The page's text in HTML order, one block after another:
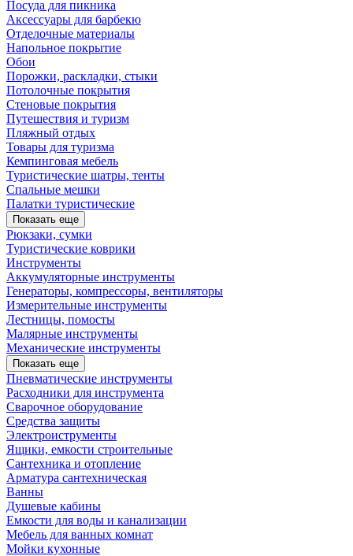
Посуда для пикника
Аксессуары для барбекю
Отделочные материалы
Напольное покрытие
Обои
Порожки, раскладки, стыки
Потолочные покрытия
Стеновые покрытия
Путешествия и туризм
Пляжный отдых
Товары для туризма
Кемпинговая мебель
Туристические шатры, тенты
Спальные мешки
Палатки туристические
Показать еще
Рюкзаки, сумки
Туристические коврики
Инструменты
Аккумуляторные инструменты
Генераторы, компрессоры, вентиляторы
Измерительные инструменты
Лестницы, помосты
Малярные инструменты
Механические инструменты
Показать еще
Пневматические инструменты
Расходники для инструмента
Сварочное оборудование
Средства защиты
Электроиструменты
Ящики, емкости строительные
Сантехника и отопление
Арматура сантехническая
Ванны
Душевые кабины
Емкости для воды и канализации
Мебель для ванных комнат
Мойки кухонные